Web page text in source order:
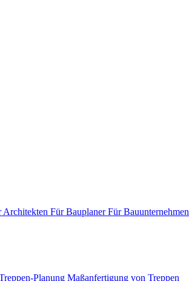
Architekten Für BauplanerFür Bauunternehmen
Planung Maßanfertigung von Treppen